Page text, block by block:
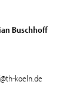
Buschhoff
koeln.de